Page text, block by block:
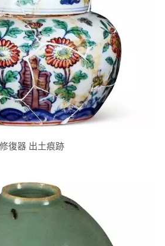
復器 出土痕跡